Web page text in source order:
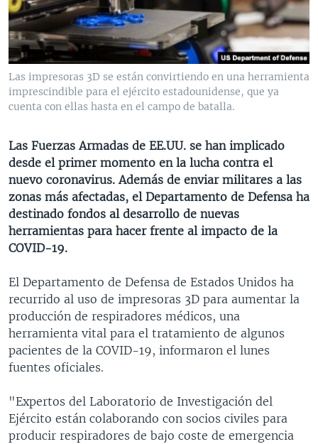
VENEZUELA
BRASIL
NICARAGUA
ECONOMÍA
ENTRETENIMIENTO Y CULTURA
TECNOLOGÍA
DEPORTES
MULTIMEDIA
VIDEOS
FOTOGRAFÍA
AUDIOS
PROGRAMAS TV
EL MUNDO AL DÍA
FORO INTERAMERICANO
LAS CLAVES
PANORAMA
RADIO
AVANCE INFORMATIVO
BUENOS DÍAS AMÉRICA
ESTADOS UNIDOS AL DÍA
EL MUNDO AL DÍA [RADIO]
FORO [RADIO]
DEPORTIVO INTERNACIONAL
ENTRETENIMIENTO
DIRECT
Learning English
Idiomas
Las impresoras 3D se están convirtiendo en una herramienta
imprescindible para el ejército estadounidense, que ya
cuenta con ellas hasta en el campo de batalla.
Las Fuerzas Armadas de EE.UU. se han implicado
desde el primer momento en la lucha contra el
nuevo coronavirus. Además de enviar militares a las
zonas más afectadas, el Departamento de Defensa ha
destinado fondos al desarrollo de nuevas
herramientas para hacer frente al impacto de la
COVID-19.
El Departamento de Defensa de Estados Unidos ha
recurrido al uso de impresoras 3D para aumentar la
producción de respiradores médicos, una
herramienta vital para el tratamiento de algunos
pacientes de la COVID-19, informaron el lunes
fuentes oficiales.
"Expertos del Laboratorio de Investigación del
Ejército están colaborando con socios civiles para
producir respiradores de bajo coste de emergencia